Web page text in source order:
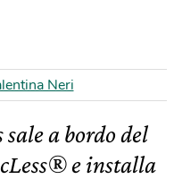
Neri
a bordo del
e installa